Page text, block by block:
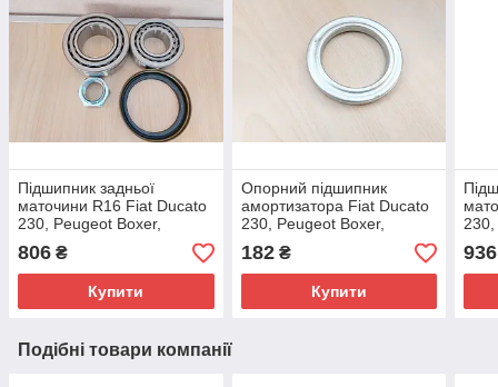
Підшипник задньої
маточини R16 Fiat Ducato
230, Peugeot Boxer,
Citroen Jumper (1994-
2002), 71714452, 335026
806 ₴
Купити
Опорний підшипник
амортизатора Fiat Ducato
230, Peugeot Boxer,
Citroen Jumper (1994-
2002), 1355179080,
503539
182₴
Купити
230,
936
Подібні товари компанії